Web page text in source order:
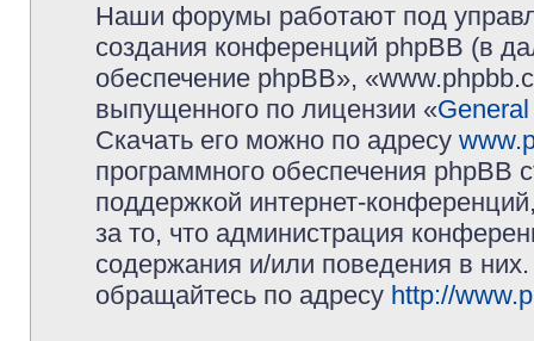
Наши форумы работают под
создания конференций phpBB (в
обеспечение phpBB»,
выпущенного по лицензии «
Скачать его можно по адресу
программного обеспечения phpBB
поддержкой интернет-
за то, что администрация
содержания и/или поведения в
обращайтесь по адресу http://